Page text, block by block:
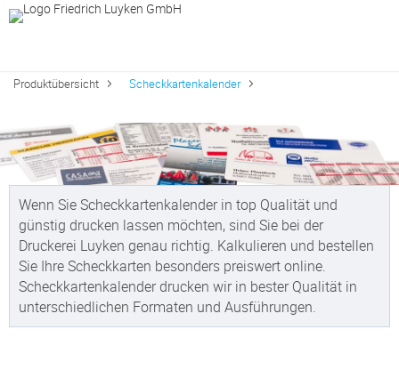
Produktübersicht Scheckkartenkalender
Wenn Sie Scheckkartenkalender in top Qualität und
günstig drucken lassen möchten, sind Sie bei der
Druckerei Luyken genau richtig. Kalkulieren und bestellen
Sie Ihre Scheckkarten besonders preiswert online.
Scheckkartenkalender drucken wir in bester Qualität in
unterschiedlichen Formaten und Ausführungen.